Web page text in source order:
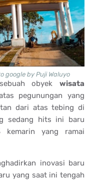
google by Puji Waluyo
obyek wisata
pegunungan yang
dari atas tebing di
sedang hits ini baru
yang ramai
inovasi baru
yang saat ini tengah